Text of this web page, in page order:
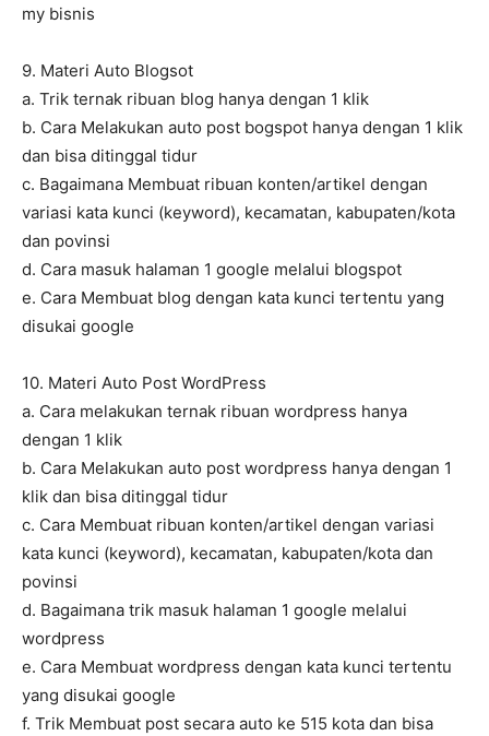
my bisnis
9. Materi Auto Blogsot
a. Trik ternak ribuan blog hanya dengan 1 klik
b. Cara Melakukan auto post bogspot hanya dengan 1 klik
dan bisa ditinggal tidur
c. Bagaimana Membuat ribuan konten/artikel dengan
variasi kata kunci (keyword), kecamatan, kabupaten/kota
dan povinsi
d. Cara masuk halaman 1 google melalui blogspot
e. Cara Membuat blog dengan kata kunci tertentu yang
disukai google
10. Materi Auto Post WordPress
a. Cara melakukan ternak ribuan wordpress hanya
dengan 1 klik
b. Cara Melakukan auto post wordpress hanya dengan 1
klik dan bisa ditinggal tidur
c. Cara Membuat ribuan konten/artikel dengan variasi
kata kunci (keyword), kecamatan, kabupaten/kota dan
povinsi
d. Bagaimana trik masuk halaman 1 google melalui
wordpress
e. Cara Membuat wordpress dengan kata kunci tertentu
yang disukai google
f. Trik Membuat post secara auto ke 515 kota dan bisa